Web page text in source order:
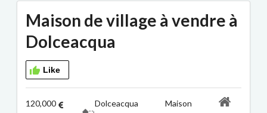
Maison de village à vendre à
Dolceacqua
Like
120,000
Dolceacqua Maison